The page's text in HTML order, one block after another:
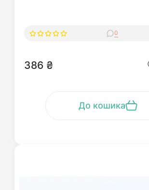
0
386 ₴
До кошика